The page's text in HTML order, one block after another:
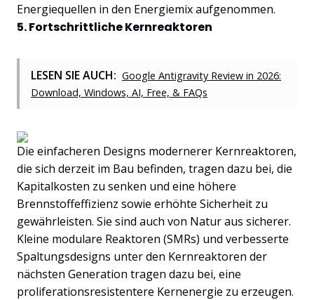
Energiequellen in den Energiemix aufgenommen.
5. Fortschrittliche Kernreaktoren
LESEN SIE AUCH: Google Antigravity Review in 2026:
Download, Windows, AI, Free, & FAQs
Die einfacheren Designs modernerer Kernreaktoren,
die sich derzeit im Bau befinden, tragen dazu bei, die
Kapitalkosten zu senken und eine höhere
Brennstoffeffizienz sowie erhöhte Sicherheit zu
gewährleisten. Sie sind auch von Natur aus sicherer.
Kleine modulare Reaktoren (SMRs) und verbesserte
Spaltungsdesigns unter den Kernreaktoren der
nächsten Generation tragen dazu bei, eine
proliferationsresistentere Kernenergie zu erzeugen.